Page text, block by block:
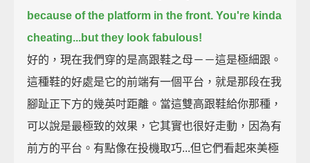
because of the platform in the front. You're kinda
cheating...but they look fabulous!
好的，現在我們穿的是高跟鞋之母－－這是極細跟。
這種鞋的好處是它的前端有一個平台，就是那段在我
腳趾正下方的幾英吋距離。當這雙高跟鞋給你那種，
可以說是最極致的效果，它其實也很好走動，因為有
前方的平台。有點像在投機取巧...但它們看起來美極